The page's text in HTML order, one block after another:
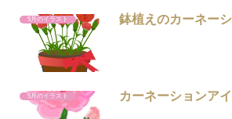
5月のイラスト 鉢植えのカーネー
5月のイラスト カーネーションア